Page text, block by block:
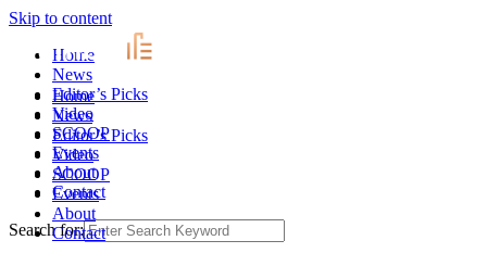
Skip to content
Home
News
Editor’s Picks
Video
SCOOP
Events
About
Contact
Home
News
Editor’s Picks
Video
SCOOP
Events
About
Contact
Search for: